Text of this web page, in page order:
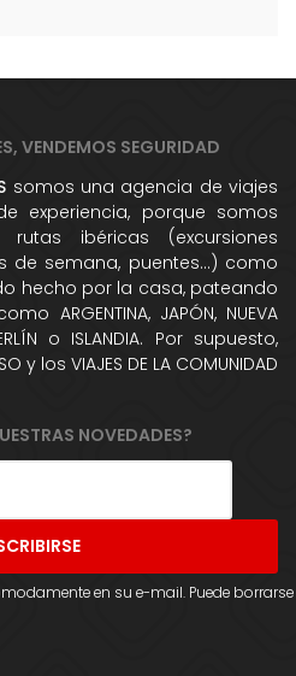
VENDEMOS SEGURIDAD
somos una agencia de viajes
experiencia, porque somos
ibéricas (excursiones
de semana, puentes...) como
hecho por la casa, pateando
ARGENTINA, JAPÓN, NUEVA
o ISLANDIA. Por supuesto,
y los VIAJES DE LA COMUNIDAD
NOVEDADES?
en su e-mail. Puede borrarse